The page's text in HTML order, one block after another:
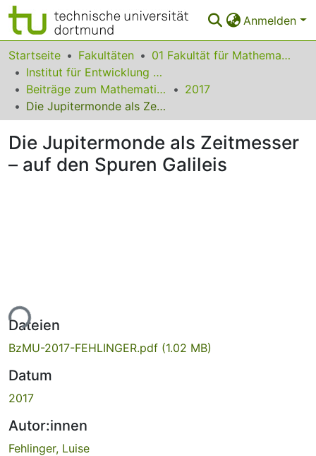
Anmelden
Bereiche & Sammlungen
Das gesamte Repositorium
Statistiken
FAQ
Leitlinien
Startseite Fakultäten
01 Fakultät für Mathematik
Institut für Entwicklung und Erforschung des Mathematikunterrichts
Beiträge zum Mathematikunterricht
2017
Die Jupitermonde als Zeitmesser – auf den Spuren Galileis
Die Jupitermonde als Zeitmesser
– auf den Spuren Galileis
Dateien
BzMU-2017-FEHLINGER.pdf (1.02 MB)
Datum
2017
Autor:innen
Fehlinger, Luise